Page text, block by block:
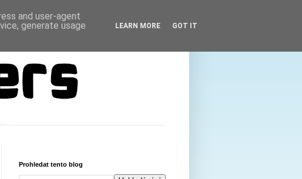
Prohledat tento blog
and user-agent
generate usage
LEARN MORE GOT IT